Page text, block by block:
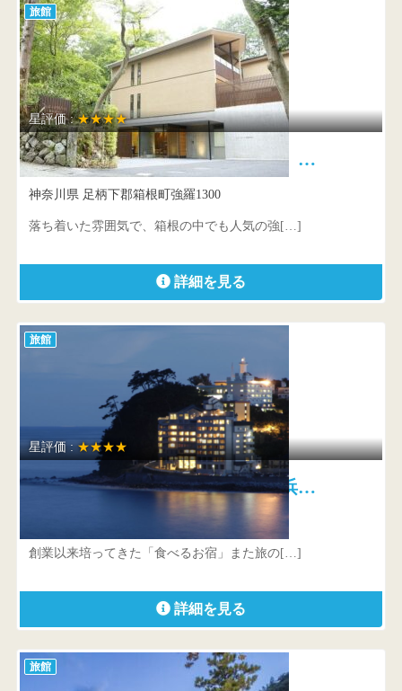
旅館
星評価 :★★★★
レジーナリゾート箱根雲外荘 …
神奈川県 足柄下郡箱根町強羅1300
落ち着いた雰囲気で、箱根の中でも人気の強[…]
詳細を見る
旅館
星評価 :★★★★
食べるお宿 浜の湯 舞台は浜…
静岡県 賀茂郡東伊豆町稲取1017
創業以来培ってきた「食べるお宿」また旅の[…]
詳細を見る
旅館